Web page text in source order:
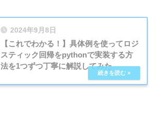
2024年9月8日
【これでわかる！】具体例を使ってロジ
スティック回帰をpythonで実装する方
法を1つずつ丁寧に解説してみた